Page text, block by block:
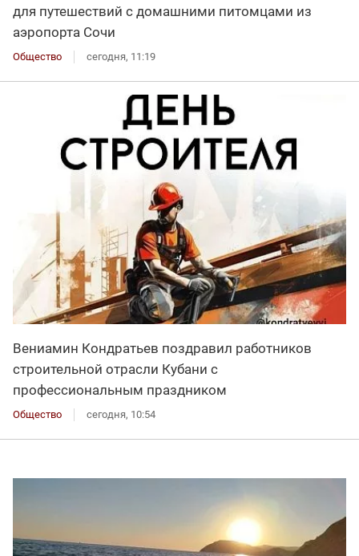
для путешествий с домашними питомцами из
аэропорта Сочи
Общество сегодня, 11:19
Вениамин Кондратьев поздравил работников
строительной отрасли Кубани с
профессиональным праздником
Общество сегодня, 10:54